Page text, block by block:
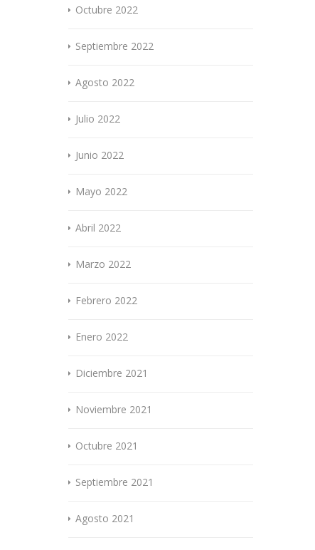
Octubre 2022
Septiembre 2022
Agosto 2022
Julio 2022
Junio 2022
Mayo 2022
Abril 2022
Marzo 2022
Febrero 2022
Enero 2022
Diciembre 2021
Noviembre 2021
Octubre 2021
Septiembre 2021
Agosto 2021